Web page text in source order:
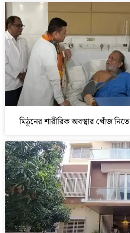
মিঠুনের শারীরিক অবস্থার খোঁজ